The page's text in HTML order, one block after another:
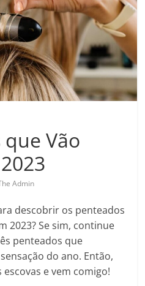
Vão
Admin
descobrir os penteados
2023? Se sim, continue
penteados que
do ano. Então,
e vem comigo!